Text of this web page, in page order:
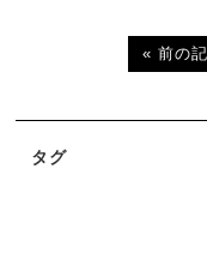
« 前の
タグ